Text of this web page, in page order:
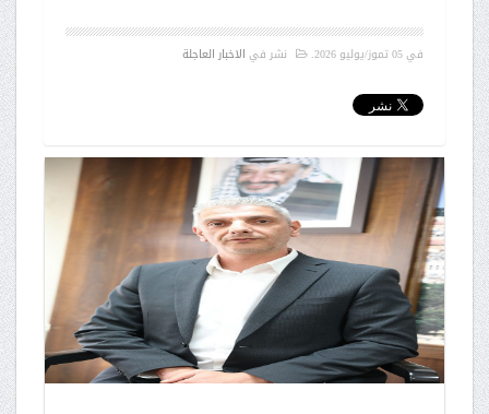
في05 تموز/يوليو 2026 . نشر في الاخبار العاجلة